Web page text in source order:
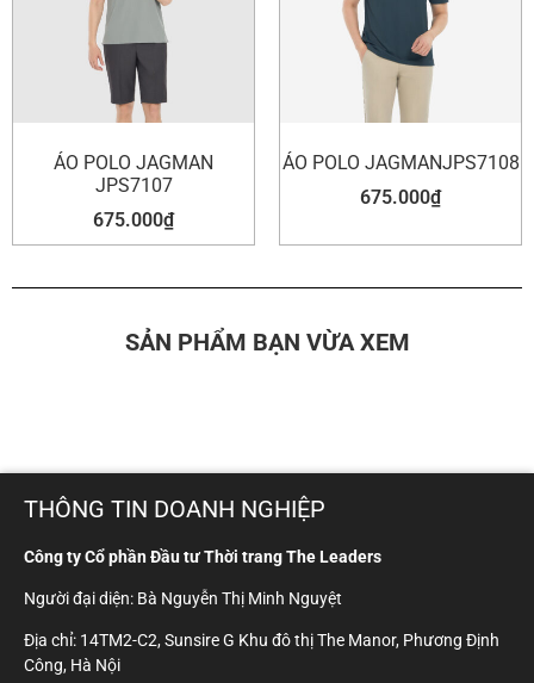
ÁO POLO JAGMAN
JPS7107
675.000₫
ÁO POLO JAGMANJPS7108
675.000₫
SẢN PHẨM BẠN VỪA XEM
THÔNG TIN DOANH NGHIỆP
Công ty Cổ phần Đầu tư Thời trang The Leaders
Người đại diện: Bà Nguyễn Thị Minh Nguyệt
Địa chỉ: 14TM2-C2, Sunsire G Khu đô thị The Manor, Phương Định
Công, Hà Nội